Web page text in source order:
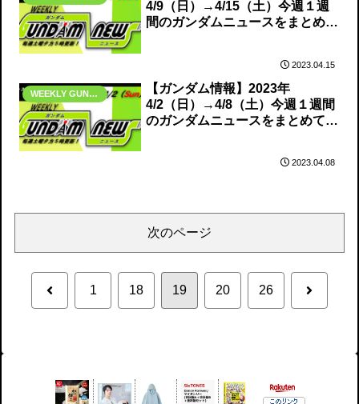
4/9（日）→4/15（土）今週１週
間のガンダムニュースをまとめて
2023.04.15
WEEKLY GUNDAM NEWS
【ガンダム情報】2023年
4/2（日）→4/8（土）今週１週間
のガンダムニュースをまとめてお
2023.04.08
次のページ
前 1 18 19 20 26 次